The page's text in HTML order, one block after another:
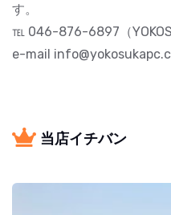
す。
℡ 046-876-6897（
e-mail
当店イチバン